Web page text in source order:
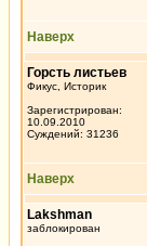
Наверх
Горсть листьев
Фикус, Историк
Зарегистрирован:
10.09.2010
Суждений: 31236
Наверх
Lakshman
заблокирован